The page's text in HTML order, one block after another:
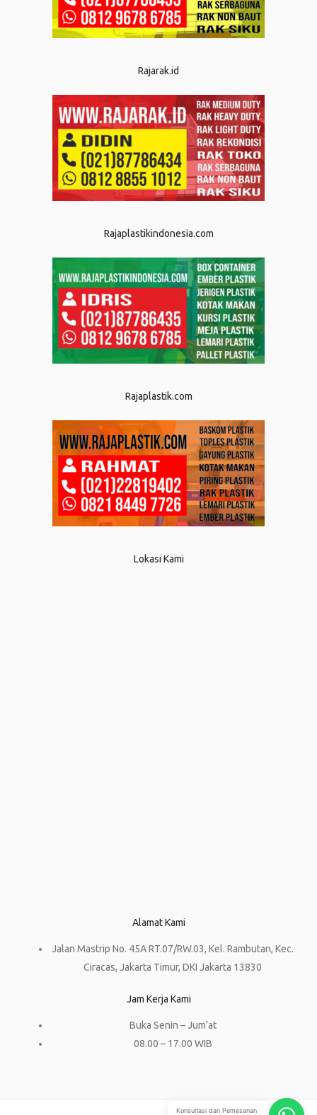
Rajarak.id
Rajaplastikindonesia.com
Rajaplastik.com
Lokasi Kami
Alamat Kami
Jalan Mastrip No. 45A RT.07/RW.03, Kel. Rambutan, Kec.
Ciracas, Jakarta Timur, DKI Jakarta 13830
Jam Kerja Kami
Buka Senin – Jum’at
08.00 – 17.00 WIB
Konsultasi dan Pemesanan